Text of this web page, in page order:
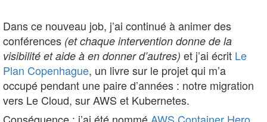
Dans ce nouveau job, j’ai continué à animer des
conférences (et chaque intervention donne de la
visibilité et aide à en donner d’autres) et j’ai écrit Le
Plan Copenhague, un livre sur le projet qui m’a
occupé pendant une paire d’années : notre migration
vers Le Cloud, sur AWS et Kubernetes.
Conséquence : j’ai été nomméAWS Container Hero.